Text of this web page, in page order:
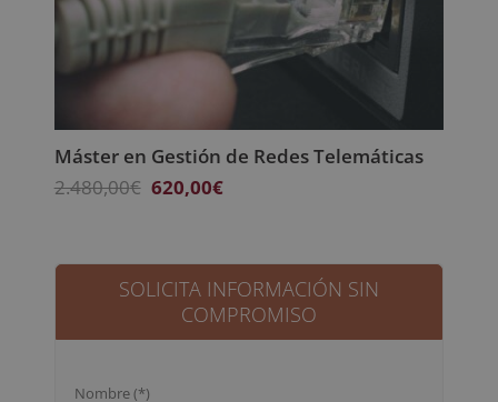
Máster en Gestión de Redes Telemáticas
2.480,00€ El
era:
2.480,00€.
620,00€El
es:
620,00€.
SOLICITA INFORMACIÓN SIN
COMPROMISO